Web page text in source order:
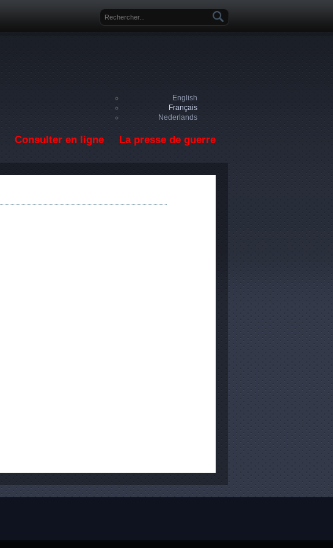
Formulaire de recherche
English
Français
Nederlands
Consulter en ligne La presse de guerre